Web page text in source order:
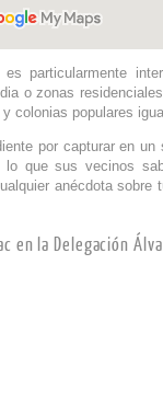
es particularmente
o zonas
colonias populares
por capturar en
que sus vecinos
anécdota sobre
en la Delegación